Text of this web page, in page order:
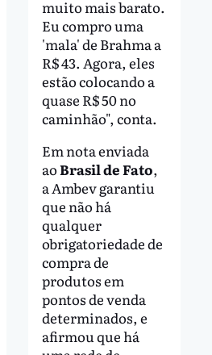
muito mais barato.
Eu compro uma
'mala' de Brahma a
R$ 43. Agora, eles
estão colocando a
quase R$ 50 no
caminhão", conta.
Em nota enviada
aoBrasil de Fato,
a Ambev garantiu
que não há
qualquer
obrigatoriedade de
compra de
produtos em
pontos de venda
determinados, e
afirmou que há